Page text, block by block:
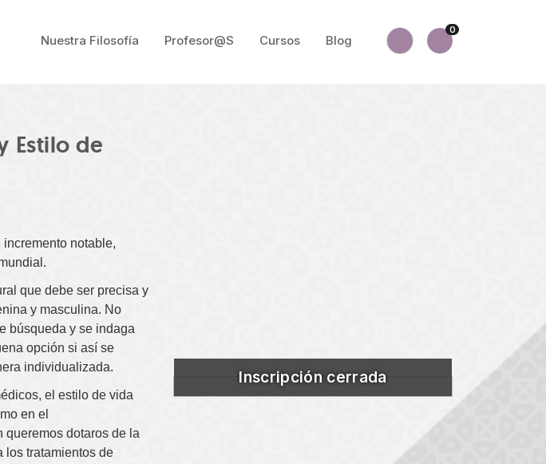
Nuestra Filosofía Profesor@s Cursos Blog
0
Estilo de
notable,
que debe ser precisa y
y masculina. No
búsqueda y se indaga
opción si así se
individualizada.
el estilo de vida
en el
queremos dotaros de la
los tratamientos de